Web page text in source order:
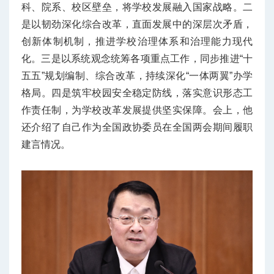
科、院系、校区壁垒，将学校发展融入国家战略。二
是以韧劲深化综合改革，直面发展中的深层次矛盾，
创新体制机制，推进学校治理体系和治理能力现代
化。三是以系统观念统筹各项重点工作，同步推进“十
五五”规划编制、综合改革，持续深化“一体两翼”办学
格局。四是筑牢校园安全稳定防线，落实意识形态工
作责任制，为学校改革发展提供坚实保障。会上，他
还介绍了自己作为全国政协委员在全国两会期间履职
建言情况。